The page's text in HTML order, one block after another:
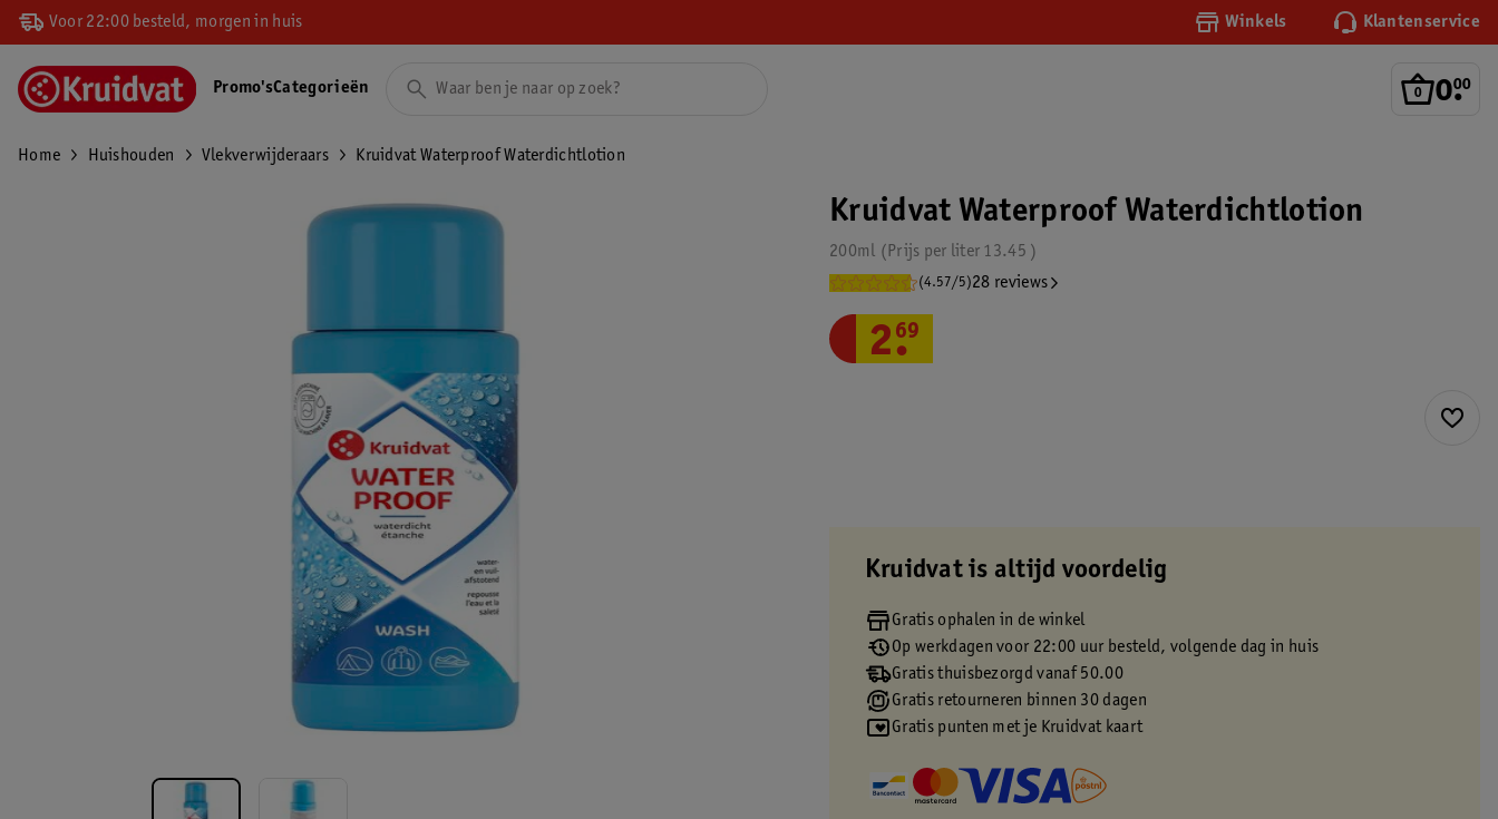
Voor 22:00 besteld, morgen in huis Winkels Klantenservice
0.
00
Promo'sCategorieën
Home Huishouden Vlekverwijderaars Kruidvat Waterproof Waterdichtlotion
Kruidvat Waterproof Waterdichtlotion
200ml 13.45
Prijs per liter
(4.57/5)28 reviews
2.
69
Kruidvat is altijd voordelig
Gratis ophalen in de winkel
Op werkdagen voor 22:00 uur besteld, volgende dag in huis
Gratis thuisbezorgd vanaf 50.00
Gratis retourneren binnen 30 dagen
Gratis punten met je Kruidvat kaart